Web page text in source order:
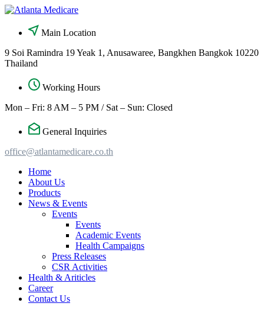
Skip
content
Main Location
9 Soi Ramindra 19 Yeak 1, Anusawaree, Bangkhen Bangkok 10220
Thailand
Working Hours
Mon – Fri: 8 AM – 5 PM / Sat – Sun: Closed
General Inquiries
office@atlantamedicare.co.th
Home
About Us
Products
News & Events
Events
Events
Academic Events
Health Campaigns
Press Releases
CSR Activities
Health & Ariticles
Career
Contact Us